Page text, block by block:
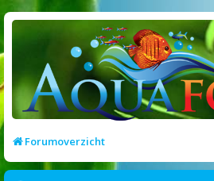
Forumoverzicht